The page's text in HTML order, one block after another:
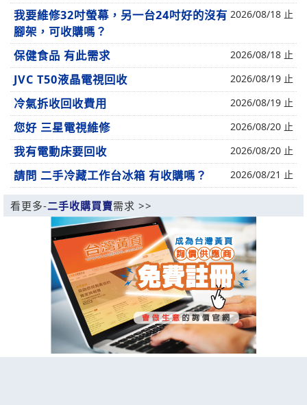
我要維修32吋螢幕，另一台24吋好的沒有
腳架，可收購嗎？
2026/08/18 止
保健食品 有此需求 2026/08/18 止
JVC T50液晶電視回收 2026/08/19 止
冷氣拆收回收費用 2026/08/19 止
您好 三星電視維修 2026/08/20 止
我有電動床要回收 2026/08/20 止
請問 二手冷藏工作台冰箱 有收購嗎？ 2026/08/21 止
看更多-二手收購買賣需求 >>